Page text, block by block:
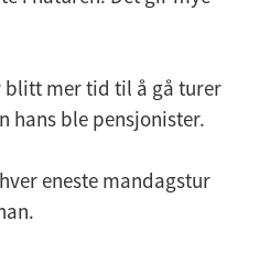
blitt mer tid til å gå turer
hans ble pensjonister.
eneste mandagstur